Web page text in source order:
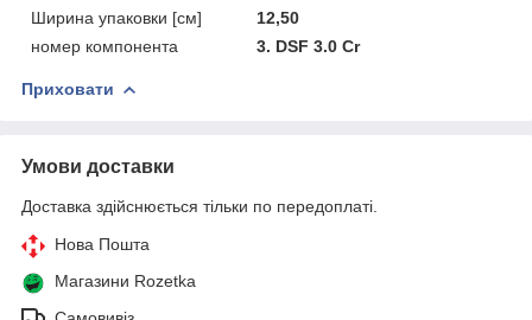
Ширина упаковки [см]
12,50
номер компонента
3. DSF 3.0 Cr
Приховати
Умови доставки
Доставка здійснюється тільки по передоплаті.
Нова Пошта
Магазини Rozetka